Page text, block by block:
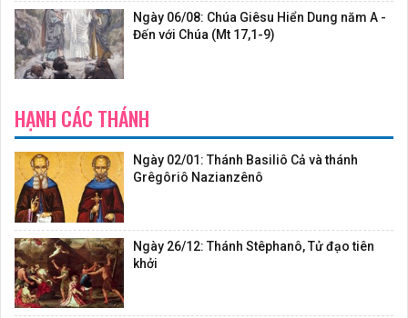
Ngày 06/08: Chúa Giêsu Hiển Dung năm A -
Đến với Chúa (Mt 17,1-9)
HẠNH CÁC THÁNH
Ngày 02/01: Thánh Basiliô Cả và thánh
Grêgôriô Nazianzênô
Ngày 26/12: Thánh Stêphanô, Tử đạo tiên
khởi